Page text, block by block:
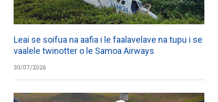
Leai se soifua na aafia i le faalavelave na tupu i se
vaalele twinotter o le Samoa Airways
30/07/2026